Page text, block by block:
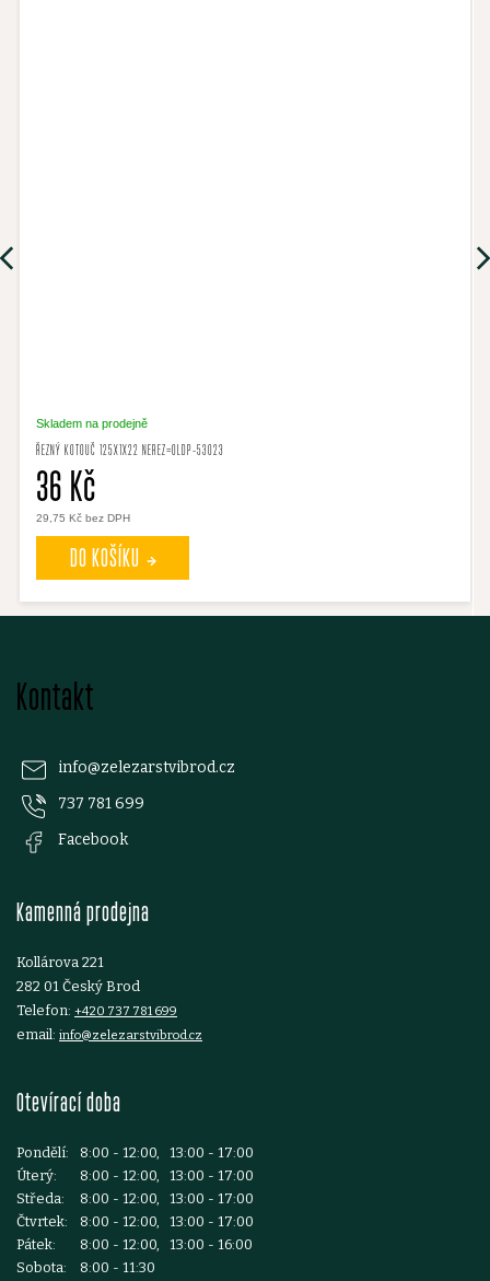
ŘEZNÝ KOTOUČ 125X1X22 NEREZ=OLDP-53023
Skladem na prodejně
29,75 Kč bez DPH
36 Kč
DO KOŠÍKU
Kontakt
info@zelezarstvibrod.cz
737 781 699
Facebook
Kamenná prodejna
Kollárova 221
282 01 Český Brod
Telefon: +420 737 781 699
email: info@zelezarstvibrod.cz
Otevírací doba
Pondělí:
8:00 - 12:00, 13:00 - 17:00
Úterý:
8:00 - 12:00, 13:00 - 17:00
Středa:
8:00 - 12:00, 13:00 - 17:00
Čtvrtek:
8:00 - 12:00, 13:00 - 17:00
Pátek:
8:00 - 12:00, 13:00 - 16:00
Sobota:
8:00 - 11:30